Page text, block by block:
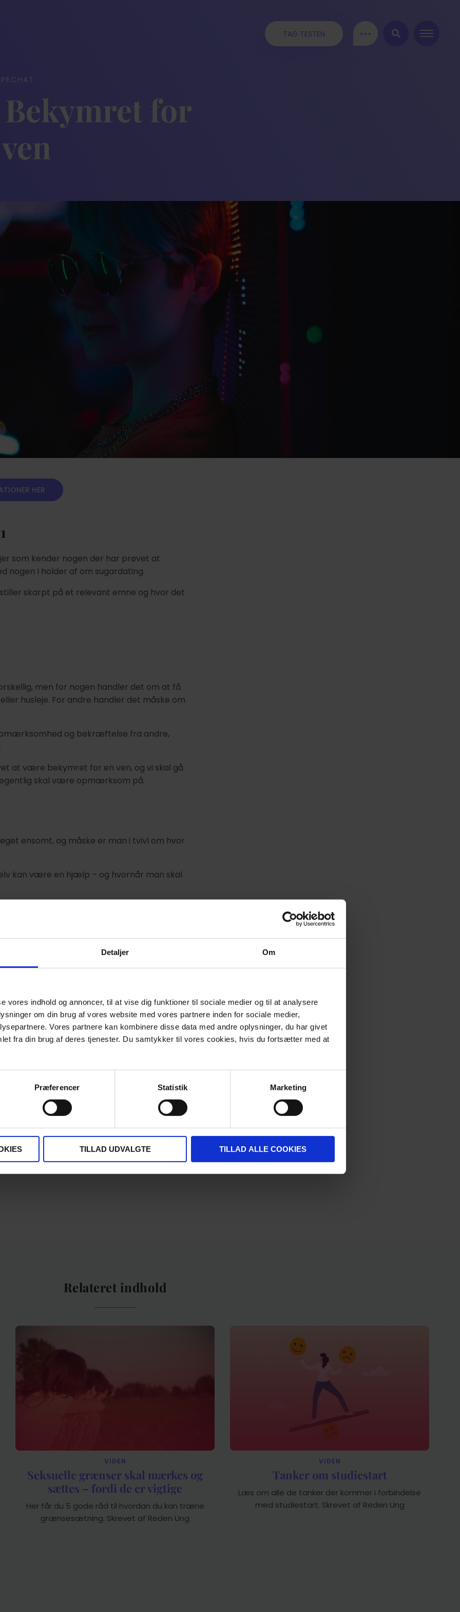
Detaljer Om
vores indhold og annoncer, til at vise dig funktioner til sociale medier og til at analysere
om din brug af vores website med vores partnere inden for sociale medier,
Vores partnere kan kombinere disse data med andre oplysninger, du har givet
fra din brug af deres tjenester. Du samtykker til vores cookies, hvis du fortsætter med at
Præferencer Statistik Marketing
TILLAD UDVALGTE TILLAD ALLE COOKIES
TAG TESTEN
for
HER
som kender nogen der har prøvet at
nogen I holder af om sugardating.
skarpt på et relevant emne og hvor det
men for nogen handler det om at få
husleje. For andre handler det måske om
og bekræftelse fra andre,
at være bekymret for en ven, og vi skal gå
egentlig skal være opmærksom på.
ensomt, og måske er man i tvivl om hvor
kan være en hjælp – og hvornår man skal
3. persons erfaring med sugardating.
kender til, samtidig med at du kan dele
så får du besked når chatten
Relateret indhold
VIDEN
Seksuelle grænser skal mærkes og
sættes – fordi de er vigtige
Her får du 5 gode råd til hvordan du kan træne
grænsesætning. Skrevet af Reden Ung
VIDEN
Tanker om studiestart
Læs om alle de tanker der kommer i forbindelse
med studiestart. Skrevet af Reden Ung